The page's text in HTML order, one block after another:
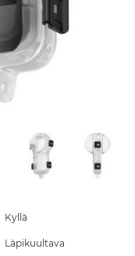
Kyllä
Läpikuultava